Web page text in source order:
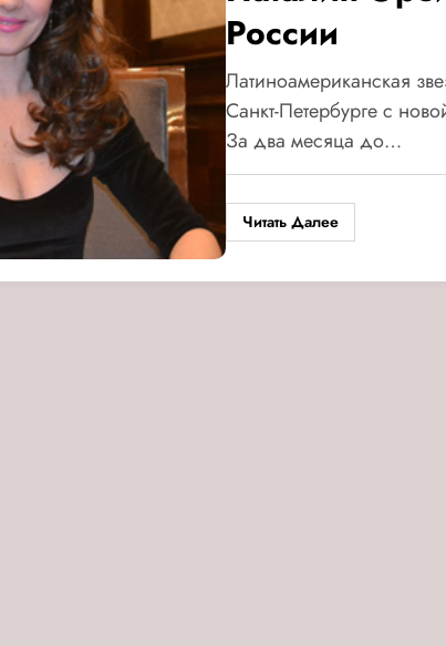
России
Латиноамериканская
Санкт-Петербурге с
За два месяца до…
Читать Далее